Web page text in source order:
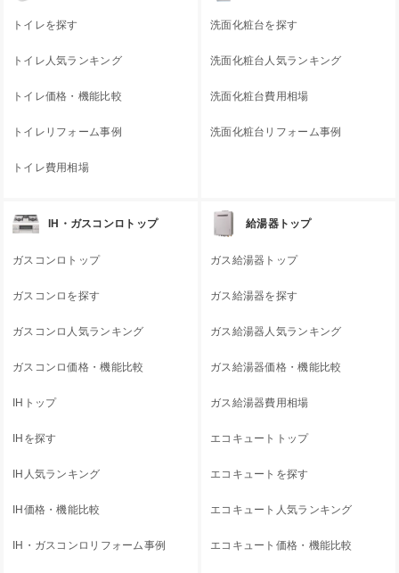
トイレを探す
トイレ人気ランキング
トイレ価格・機能比較
トイレリフォーム事例
トイレ費用相場
洗面化粧台を探す
洗面化粧台人気ランキング
洗面化粧台費用相場
洗面化粧台リフォーム事例
IH・ガスコンロトップ
ガスコンロトップ
ガスコンロを探す
ガスコンロ人気ランキング
ガスコンロ価格・機能比較
IHトップ
IHを探す
IH人気ランキング
IH価格・機能比較
IH・ガスコンロリフォーム事例
給湯器トップ
ガス給湯器トップ
ガス給湯器を探す
ガス給湯器人気ランキング
ガス給湯器価格・機能比較
ガス給湯器費用相場
エコキュートトップ
エコキュートを探す
エコキュート人気ランキング
エコキュート価格・機能比較